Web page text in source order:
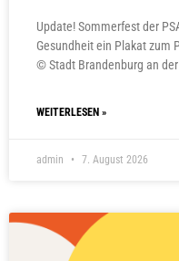
Update! Sommerfest der
Gesundheit ein Plakat zum
© Stadt Brandenburg an
WEITERLESEN »
admin 7. August 2026